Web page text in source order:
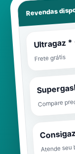
Revendas
Ultragaz *
Frete grátis
Compare
Atende seu